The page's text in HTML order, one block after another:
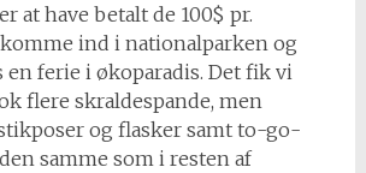
at have betalt de 100$ pr.
ind i nationalparken og
en ferie i økoparadis. Det fik vi
flere skraldespande, men
og flasker samt to-go-
samme som i resten af